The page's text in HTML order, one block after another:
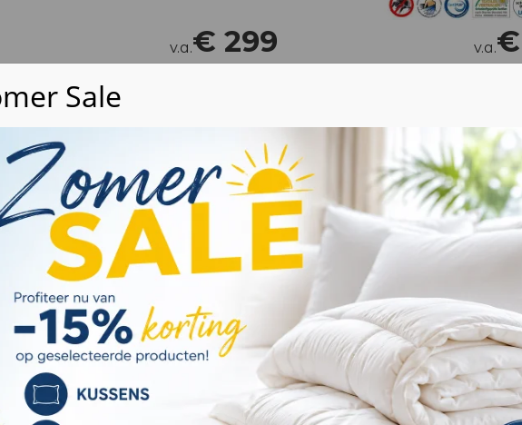
Wij waarderen uw privacy
We gebruiken cookies om uw browse-ervaring te
verbeteren, gepersonaliseerde advertenties of inhoud
weer te geven en ons verkeer te analyseren. Door op
"Alles accepteren" te klikken, gaat u akkoord met ons
gebruik van cookies. Lees meer informatie over hoe we
met uw gegevens omgaan op onzeprivacy policy pagina.
v.a.€299
topdekmatras 7 cm
Zachte ondersteuning
Soortelijk gewicht 80
Luxe bamboo hoes
Totale dikte c.a. 7 cm
Bekijk product
v.a.
Kern van luxe Compose-
Uitstekende
drukverdeling.
Luxe afneembare
Bekijk product